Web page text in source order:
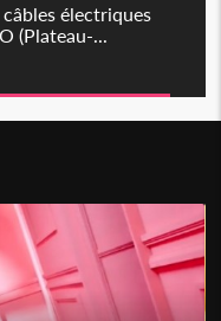
électriques
(Plateau-...